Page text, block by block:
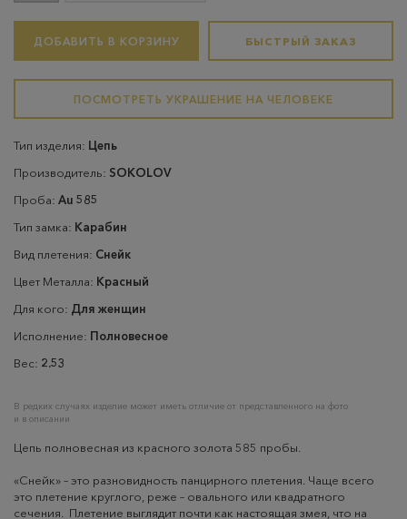
ДОБАВИТЬ В КОРЗИНУ БЫСТРЫЙ ЗАКАЗ
ПОСМОТРЕТЬ УКРАШЕНИЕ НА ЧЕЛОВЕКЕ
Тип изделия: Цепь
Производитель: SOKOLOV
Проба: Au 585
Тип замка: Карабин
Вид плетения: Снейк
Цвет Металла: Красный
Для кого: Для женщин
Исполнение: Полновесное
Вес: 2.53
В редких случаях изделие может иметь отличие от представленного на фото
и в описании
Цепь полновесная из красного золота 585 пробы.
«Снейк» – это разновидность панцирного плетения. Чаще всего
это плетение круглого, реже – овального или квадратного
сечения. Плетение выглядит почти как настоящая змея, что на